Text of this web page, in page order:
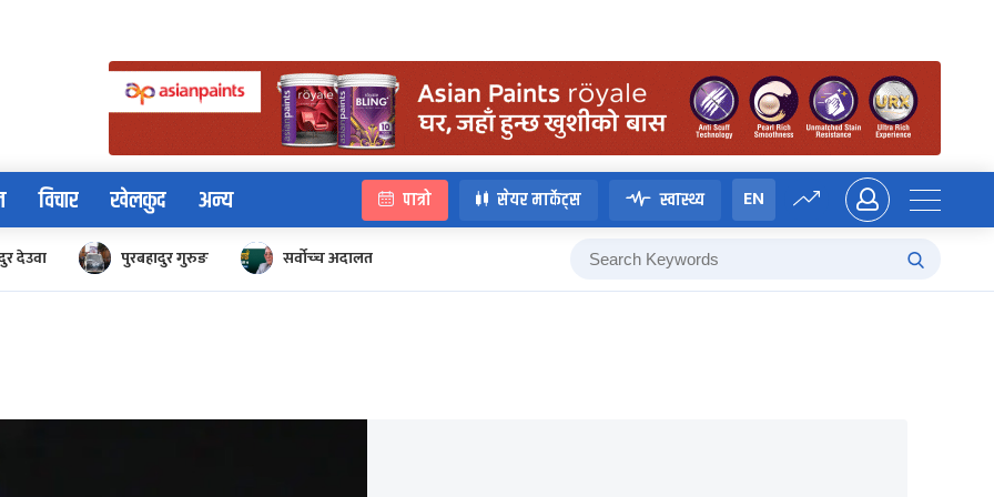
विचार खेलकुद अन्य पात्रो सेयर मार्केट्स स्वास्थ्य EN
देउवा पुरबहादुर गुरुङ सर्वोच्‍च अदालत